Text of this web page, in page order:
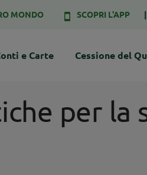
e Carte Cessione del
MONDO SCOPRI L'APP
per la